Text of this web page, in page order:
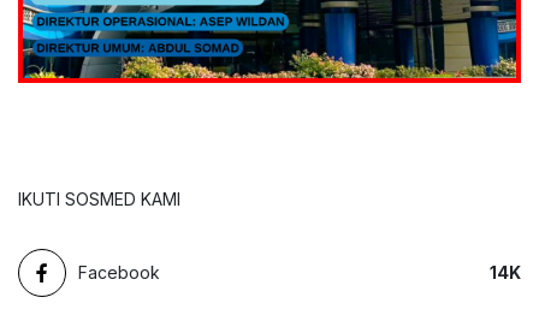
IKUTI SOSMED KAMI
Facebook 14K